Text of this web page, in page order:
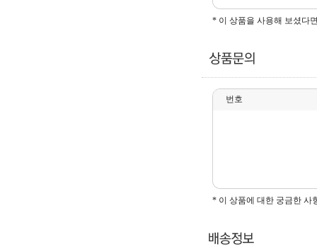
* 이 상품을 사용해 보셨다
번호
* 이 상품에 대한 궁금한 사